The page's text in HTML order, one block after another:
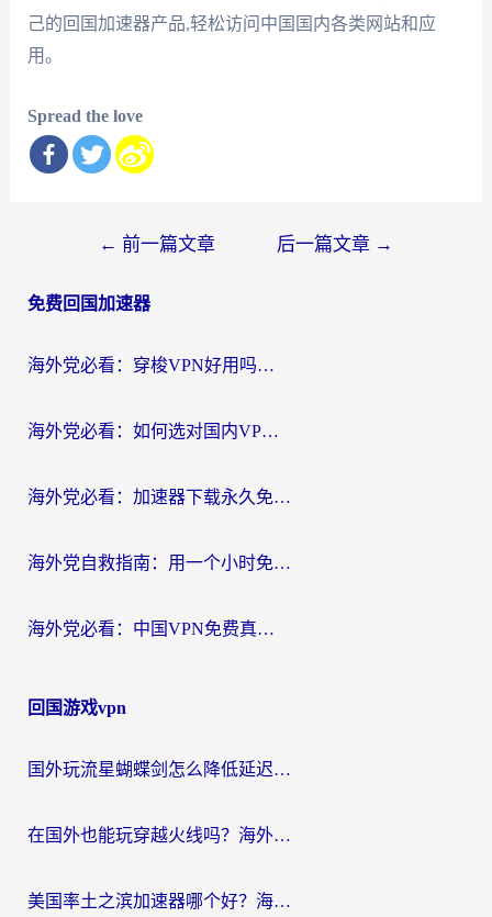
己的回国加速器产品,轻松访问中国国内各类网站和应
用。
Spread the love
导
← 前一篇文章 后一篇文章 →
免费回国加速器
海外党必看：穿梭VPN好用吗？和云帆VPN对比哪个回国效果更好？附真实测评+避坑指南
海外党必看：如何选对国内VPN，实现无缝访问国内资源？
海外党必看：加速器下载永久免费版真的存在吗？教你无缝访问国内资源的正确姿势
海外党自救指南：用一个小时免费加速器，轻松打破国内资源访问壁垒？
海外党必看：中国VPN免费真的靠谱吗？手把手教你选对回国加速器
回国游戏vpn
国外玩流星蝴蝶剑怎么降低延迟？海外党必看的加速秘籍（含欧洲鸣潮&彩虹岛优化攻略）
在国外也能玩穿越火线吗？海外玩家国服游戏畅玩终极指南
美国率土之滨加速器哪个好？海外党国服游戏畅玩终极指南（附多游戏解决方案）